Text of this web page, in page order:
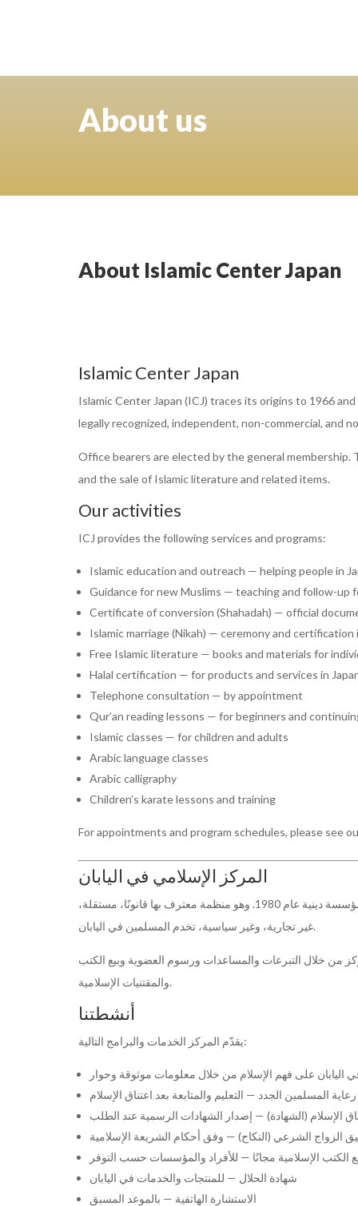
About us
About Islamic Center Japan
Islamic Center Japan
Islamic Center Japan (ICJ) traces its origins to 1966
legally recognized, independent, non-commercial, and
Office bearers are elected by the general
and the sale of Islamic literature and related items.
Our activities
ICJ provides the following services and programs:
Islamic education and outreach — helping people in
Guidance for new Muslims — teaching and follow-up
Certificate of conversion (Shahadah) — official
Islamic marriage (Nikah) — ceremony and certification
Free Islamic literature — books and materials for
Halal certification — for products and services in
Telephone consultation — by appointment
Qur’an reading lessons — for beginners and
Islamic classes — for children and adults
Arabic language classes
Arabic calligraphy
Children’s karate lessons and training
For appointments and program schedules, please see
المركز الإسلامي في اليابان
دينية عام 1980. وهو منظمة معترف بها قانونًا، مستقلة،
غير تجارية، وغير سياسية، تخدم المسلمين في اليابان.
من خلال التبرعات والمساعدات ورسوم العضوية وبيع الكتب
والمقتنيات الإسلامية.
أنشطتنا
يقدّم المركز الخدمات والبرامج التالية:
اليابان على فهم الإسلام من خلال معلومات موثوقة وحوار
رعاية المسلمين الجدد — التعليم والمتابعة بعد اعتناق الإسلام
الإسلام (الشهادة) — إصدار الشهادات الرسمية عند الطلب
الزواج الشرعي (النكاح) — وفق أحكام الشريعة الإسلامية
الكتب الإسلامية مجانًا — للأفراد والمؤسسات حسب التوفر
شهادة الحلال — للمنتجات والخدمات في اليابان
الاستشارة الهاتفية — بالموعد المسبق